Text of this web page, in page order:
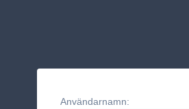
Användarnamn: